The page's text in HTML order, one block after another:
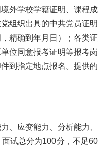
外学校学籍证明、课程成
组织出具的中共党员证明
精确到年月日）；各类证
位同意报考证明等报考岗
到指定地点报名。提供的
、应变能力、分析能力、
试总分为100分，不足60